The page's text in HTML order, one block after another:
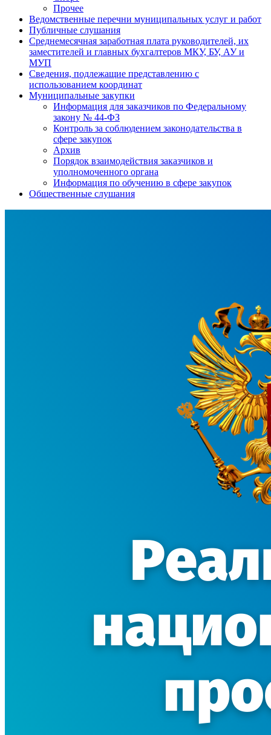
Прочее
Ведомственные перечни муниципальных услуг и работ
Публичные слушания
Среднемесячная заработная плата руководителей, их
заместителей и главных бухгалтеров МКУ, БУ, АУ и
МУП
Сведения, подлежащие представлению с
использованием координат
Муниципальные закупки
Информация для заказчиков по Федеральному
закону № 44-ФЗ
Контроль за соблюдением законодательства в
сфере закупок
Архив
Порядок взаимодействия заказчиков и
уполномоченного органа
Информация по обучению в сфере закупок
Общественные слушания